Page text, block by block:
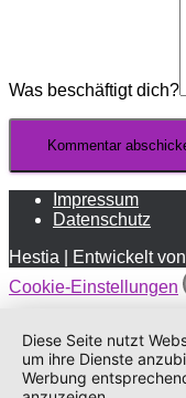
Was beschäftigt dich?
Impressum
Datenschutz
Hestia | Entwickelt von
Cookie-Einstellungen
Diese Seite nutzt
um ihre Dienste
Werbung